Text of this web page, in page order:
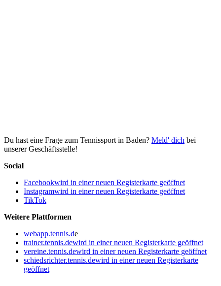
Du hast eine Frage zum Tennissport in Baden? Meld' dich bei
unserer Geschäftsstelle!
Social
Facebookwird in einer neuen Registerkarte geöffnet
Instagramwird in einer neuen Registerkarte geöffnet
TikTok
Weitere Plattformen
webapp.tennis.de
trainer.tennis.dewird in einer neuen Registerkarte geöffnet
vereine.tennis.dewird in einer neuen Registerkarte geöffnet
schiedsrichter.tennis.dewird in einer neuen Registerkarte
geöffnet